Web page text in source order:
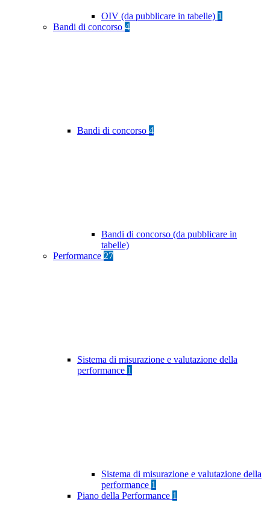
OIV (da pubblicare in tabelle) 1
Bandi di concorso 4
Bandi di concorso 4
Bandi di concorso (da pubblicare in
tabelle)
Performance 27
Sistema di misurazione e valutazione della
performance 1
Sistema di misurazione e valutazione della
performance 1
Piano della Performance 1